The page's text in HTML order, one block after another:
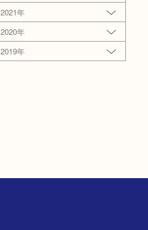
2021年
2020年
2019年